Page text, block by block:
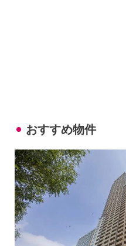
おすすめ物件